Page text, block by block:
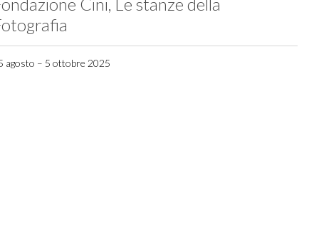
agosto – 5 ottobre 2025